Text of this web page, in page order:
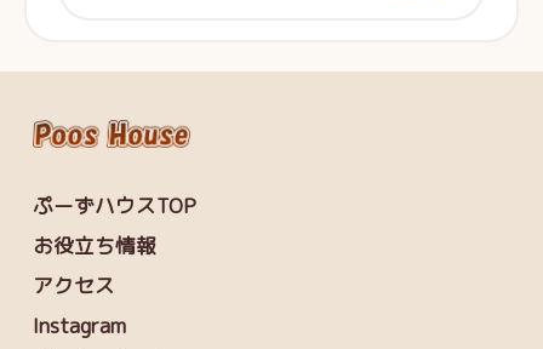
ぷーずハウスTOP
お役立ち情報
アクセス
Instagram